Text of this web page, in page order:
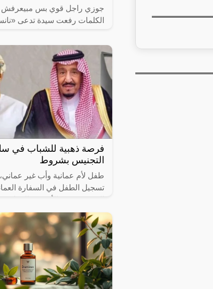
جوزي راجل قوي بس مبيعرفش
محكمة الأسرة بمصر الجديدة.
فرصة ذهبية للشباب في
التجنيس بشروط
طفل لأم عمانية وأب غير
تسجيل الطفل في السفارة
على الجنسية العمانية من خلال